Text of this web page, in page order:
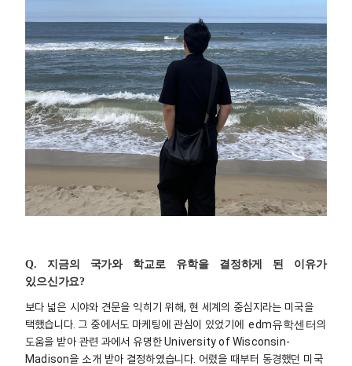
Q. 지금의 국가와 학교로 유학을 결정하게 된 이유가
있으신가요?
보다 넓은 시야와 견문을 익히기 위해, 현 세계의 중심지라는 미국을
택했습니다 그 중에서도 마케팅에 관심이 있었기에 edm유학센터의
도움을 받아 관련 과에서 유명한University of Wisconsin-
Madison을 소개 받아 결정하였습니다 어렸을 때부터 동경했던 미국